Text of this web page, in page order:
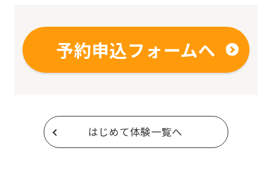
予約申込フォームへ
はじめて体験一覧へ